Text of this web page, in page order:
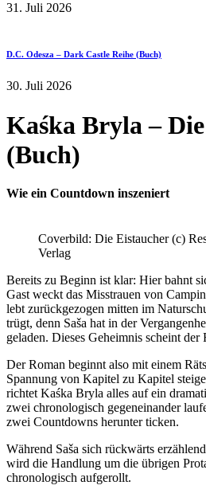
31. Juli 2026
D.C. Odesza – Dark Castle Reihe (Buch)
30. Juli 2026
Kaśka Bryla –
(Buch)
Wie ein Countdown inszeniert
Coverbild: Die Eistaucher (c)
Verlag
Bereits zu Beginn ist klar: Hier bahnt
Gast weckt das Misstrauen von
lebt zurückgezogen mitten im
trügt, denn Saša hat in der
geladen. Dieses Geheimnis scheint der
Der Roman beginnt also mit einem
Spannung von Kapitel zu Kapitel
richtet Kaśka Bryla alles auf ein
zwei chronologisch gegeneinander
zwei Countdowns herunter ticken.
Während Saša sich rückwärts
wird die Handlung um die übrigen
chronologisch aufgerollt.